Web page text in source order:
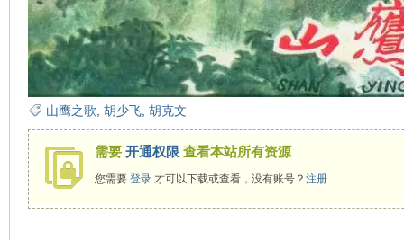
山鹰之歌 胡少飞, 胡克文
需要 开通权限 查看本站所有资源
您需要 登录才可以下载或查看，没有账号？ 注册